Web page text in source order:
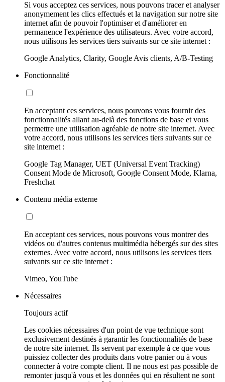
Si vous acceptez ces services, nous pouvons tracer et analyser
anonymement les clics effectués et la navigation sur notre site
internet afin de pouvoir l'optimiser et d'améliorer en
permanence l'expérience des utilisateurs. Avec votre accord,
nous utilisons les services tiers suivants sur ce site internet :
Google Analytics, Clarity, Google Avis clients, A/B-Testing
Fonctionnalité
En acceptant ces services, nous pouvons vous fournir des
fonctionnalités allant au-delà des fonctions de base et vous
permettre une utilisation agréable de notre site internet. Avec
votre accord, nous utilisons les services tiers suivants sur ce
site internet :
Google Tag Manager, UET (Universal Event Tracking)
Consent Mode de Microsoft, Google Consent Mode, Klarna,
Freshchat
Contenu média externe
En acceptant ces services, nous pouvons vous montrer des
vidéos ou d'autres contenus multimédia hébergés sur des sites
externes. Avec votre accord, nous utilisons les services tiers
suivants sur ce site internet :
Vimeo, YouTube
Nécessaires
Toujours actif
Les cookies nécessaires d'un point de vue technique sont
exclusivement destinés à garantir les fonctionnalités de base
de notre site internet. Ils servent par exemple à ce que vous
puissiez collecter des produits dans votre panier ou à vous
connecter à votre compte client. Il ne nous est pas possible de
remonter jusqu'à vous et les données qui en résultent ne sont